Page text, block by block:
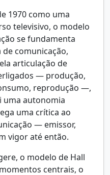
1970 como uma
televisivo, o modelo
se fundamenta
comunicação,
articulação de
— produção,
reprodução —,
uma autonomia
uma crítica ao
— emissor,
vigor até então.
o modelo de Hall
centrais, o